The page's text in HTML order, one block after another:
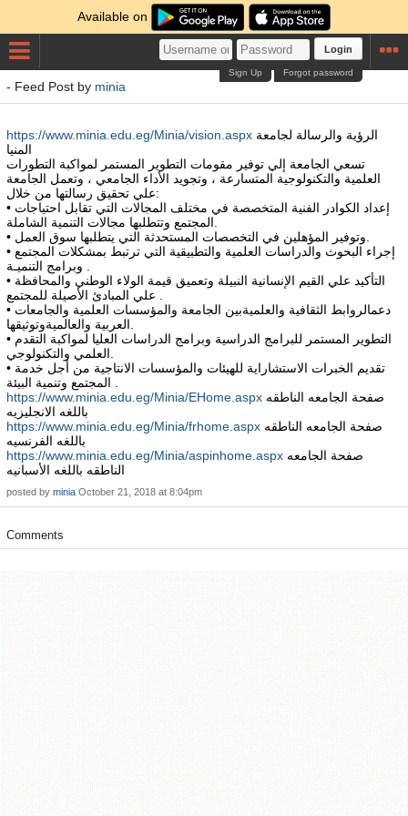
Available on
Login
Forgot password
Sign Up
- Feed Post by minia
https://www.minia.edu.eg/Minia/vision.aspx
المنيا
تسعي الجامعة إلي توفير مقومات التطوير المستمر لمواكبة التطورات
العلمية والتكنولوجية المتسارعة ، وتجويد الأداء الجامعي ، وتعمل الجامعة
علي تحقيق رسالتها من خلال:
• إعداد الكوادر الفنية المتخصصة في مختلف المجالات التي تقابل احتياجات
• إجراء البحوث والدراسات العلمية والتطبيقية التي ترتبط بمشكلات المجتمع
• التأكيد علي القيم الإنسانية النبيلة وتعميق قيمة الولاء الوطني والمحافظة
• دعمالروابط الثقافية والعلميةبين الجامعة والمؤسسات العلمية والجامعات
• التطوير المستمر للبرامج الدراسية وبرامج الدراسات العليا لمواكبة التقدم
• تقديم الخبرات الاستشاراية للهيئات والمؤسسات الانتاجية من أجل خدمة
https://www.minia.edu.eg/Minia/EHome.aspx
باللغه الانجليزيه
https://www.minia.edu.eg/Minia/frhome.aspx
باللغه الفرنسيه
https://www.minia.edu.eg/Minia/aspinhome.aspx
الناطقه باللغه الأسبانيه
posted by minia October 21, 2018 at 8:04pm
Comments